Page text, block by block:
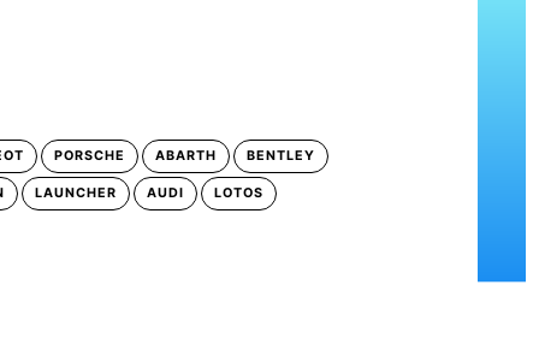
PORSCHE ABARTH BENTLEY
LAUNCHER AUDI LOTOS